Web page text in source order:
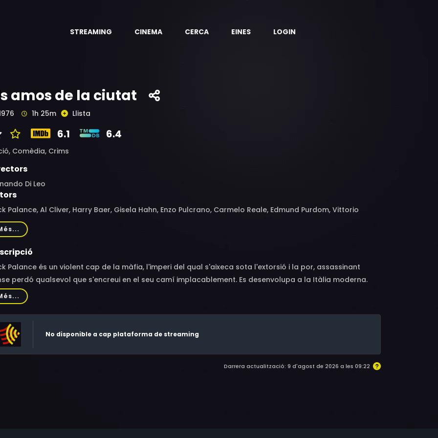
STREAMING CINEMA CERCA EINES LOGIN
amos de la ciutat
1h 25m Llista
6.1 6.4
Comèdia, Crims
Di Leo
Palance, Al Cliver, Harry Baer, Gisela Hahn, Enzo Pulcrano, Carmelo Reale, Edmund Purdom, Vittorio
Rosario Borelli, Pietro Ceccarelli, Salvatore Billa, Peter Berling, Raul Lovecchio, Giulio Baraghini, Enrico
Spartaco Battisti, Fernando Cerulli, Luciano Bottin, Michele Branca, Agostino Crisafulli, Bruno Di Luia,
Galimberti, Nello Pazzafini, Marco Stefanelli, Sandro La Barbera, Franco Beltramme, Fulvio Mingozzi,
Palance és un violent cap de la màfia, l'imperi del qual s'aixeca sota l'extorsió i la por, assassinant
perdó qualsevol que s'encreui en el seu camí implacablement. Es desenvolupa a la Itàlia moderna.
drama mostra un món on el revòlver és el millor amic de l'home i la vida val molt poc. Inútil és fugir,
amagar-se. És una lluita a vida o mort en què només el més fort surt vencedor.
No disponible a cap plataforma de streaming
Darrera actualització: 9 d'agost de 2026 a les 09:22